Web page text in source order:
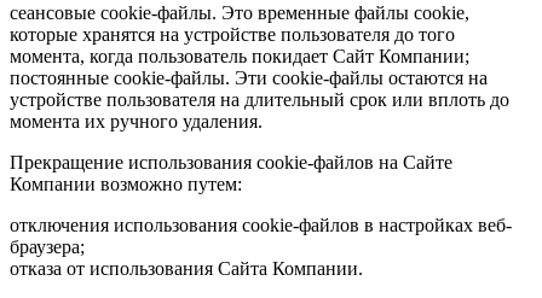
сеансовые cookie-файлы. Это временные файлы cookie,
которые хранятся на устройстве пользователя до того
момента, когда пользователь покидает Сайт Компании;
постоянные cookie-файлы. Эти cookie-файлы остаются на
устройстве пользователя на длительный срок или вплоть до
момента их ручного удаления.
Прекращение использования cookie-файлов на Сайте
Компании возможно путем:
отключения использования cookie-файлов в настройках веб-
браузера;
отказа от использования Сайта Компании.